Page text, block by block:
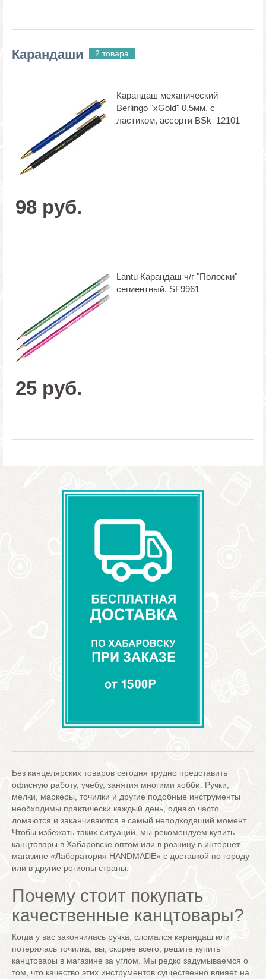
Карандаши 2 товара
Карандаш механический
Berlingo "xGold" 0,5мм, с
ластиком, ассорти BSk_12101
98 руб.
Lantu Карандаш ч/г "Полоски"
сегментный. SF9961
25 руб.
Без канцелярских товаров сегодня трудно представить
офисную работу, учебу, занятия многими хобби. Ручки,
мелки, маркеры, точилки и другие подобные инструменты
необходимы практически каждый день, однако часто
ломаются и заканчиваются в самый неподходящий момент.
Чтобы избежать таких ситуаций, мы рекомендуем купить
канцтовары в Хабаровске оптом или в розницу в интернет-
магазине «Лаборатория HANDMADE» с доставкой по городу
или в другие регионы страны.
Почему стоит покупать
качественные канцтовары?
Когда у вас закончилась ручка, сломался карандаш или
потерялась точилка, вы, скорее всего, решите купить
канцтовары в магазине за углом. Мы редко задумываемся о
том, что качество этих инструментов существенно влияет на